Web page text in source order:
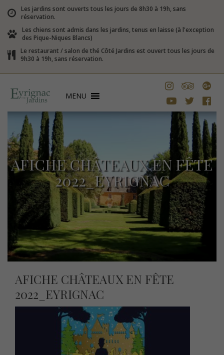
Les jardins sont ouverts tous les jours de 8h30 à 19h, sans
réservation.
Les chiens sont admis dans les jardins, tenus en laisse (à l'exception
des Pique-Niques Blancs)
Le restaurant / salon de thé Côté Jardins est ouvert tous les jours de
9h30 à 19h, sans réservation.
MENU
AFICHE CHÂTEAUX EN FÊTE
2022_EYRIGNAC
AFICHE CHÂTEAUX EN FÊTE
2022_EYRIGNAC